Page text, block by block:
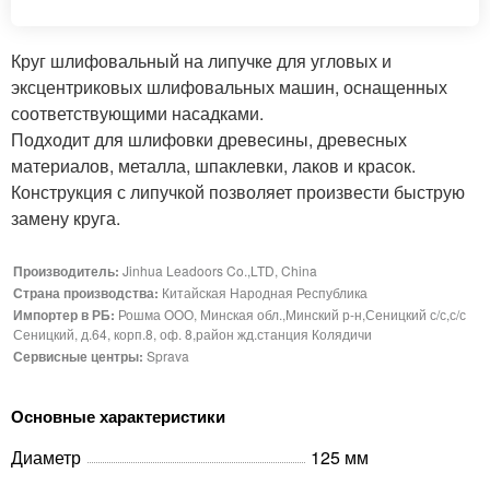
Круг шлифовальный на липучке для угловых и
эксцентриковых шлифовальных машин, оснащенных
соответствующими насадками.
Подходит для шлифовки древесины, древесных
материалов, металла, шпаклевки, лаков и красок.
Конструкция с липучкой позволяет произвести быструю
замену круга.
Производитель: Jinhua Leadoors Co.,LTD, China
Страна производства: Китайская Народная Республика
Импортер в РБ: Рошма ООО, Минская обл.,Минский р-н,Сеницкий с/с,с/с
Сеницкий, д.64, корп.8, оф. 8,район жд.станция Колядичи
Сервисные центры: Sprava
Основные характеристики
Диаметр
125 мм